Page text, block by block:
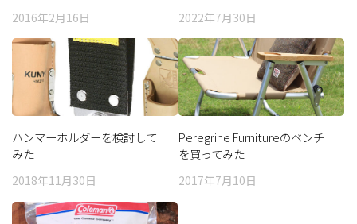
2016年2月16日 2022年7月30日
ハンマーホルダーを検討して
みた
2018年11月30日
Peregrine Furnitureのベンチ
を買ってみた
2017年7月10日